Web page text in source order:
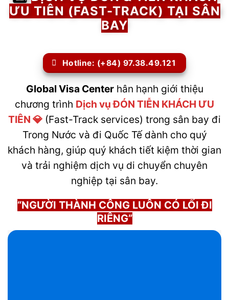
ƯU TIÊN (FAST-TRACK) TẠI SÂN
BAY
Hotline: (+84) 97.38.49.121
Global Visa Centerhân hạnh giới thiệu
chương trình Dịch vụ ĐÓN TIỄN KHÁCH ƯU
TIÊN 💎 (Fast-Track services) trong sân bay đi
Trong Nước và đi Quốc Tế dành cho quý
khách hàng, giúp quý khách tiết kiệm thời gian
và trải nghiệm dịch vụ di chuyển chuyên
nghiệp tại sân bay.
“NGƯỜI THÀNH CÔNG LUÔN CÓ LỐI ĐI
RIÊNG”